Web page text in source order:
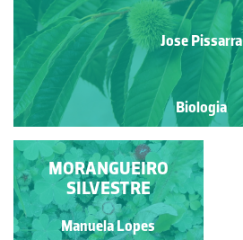
Jose Pissarra
Biologia
ÁRVORE-DA-
TRISTEZA
Rubim Manuel Almeida da
MORANGUEIRO
SILVESTRE
Manuela Lopes